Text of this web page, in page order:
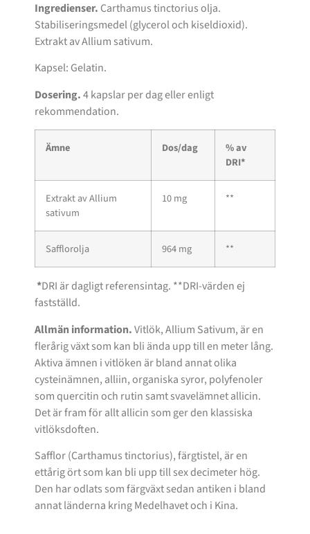
Ingredienser. Carthamus tinctorius olja.
Stabiliseringsmedel (glycerol och kiseldioxid).
Extrakt av Allium sativum.
Kapsel: Gelatin.
Dosering.4 kapslar per dag eller enligt
rekommendation.
Ämne Dos/dag
% av
DRI*
Extrakt av Allium
sativum
10 mg **
Safflorolja 964 mg **
*DRI är dagligt referensintag. **DRI-värden ej
fastställd.
Allmän information.Vitlök, Allium Sativum, är en
flerårig växt som kan bli ända upp till en meter lång.
Aktiva ämnen i vitlöken är bland annat olika
cysteinämnen, alliin, organiska syror, polyfenoler
som quercitin och rutin samt svavelämnet allicin.
Det är fram för allt allicin som ger den klassiska
vitlöksdoften.
Safflor (Carthamus tinctorius), färgtistel, är en
ettårig ört som kan bli upp till sex decimeter hög.
Den har odlats som färgväxt sedan antiken i bland
annat länderna kring Medelhavet och i Kina.